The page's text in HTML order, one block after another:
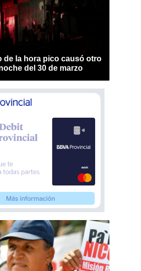
de la hora pico causó otro
del 30 de marzo